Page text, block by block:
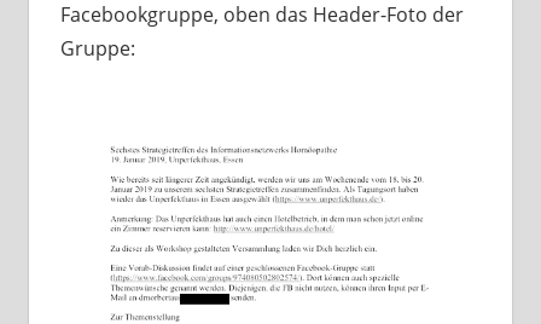
Facebookgruppe, oben das Header-Foto der
Gruppe: